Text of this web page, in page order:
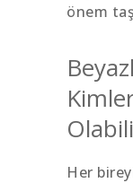
önem
Her